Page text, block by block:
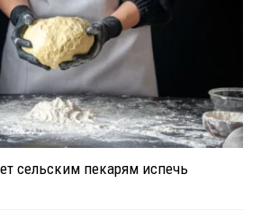
сельским пекарям испечь